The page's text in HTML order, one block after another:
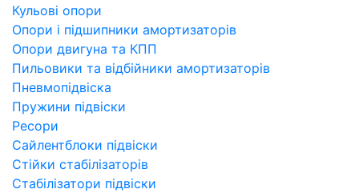
Кульові опори
Опори і підшипники амортизаторів
Опори двигуна та КПП
Пильовики та відбійники амортизаторів
Пневмопідвіска
Пружини підвіски
Ресори
Сайлентблоки підвіски
Стійки стабілізаторів
Стабілізатори підвіски